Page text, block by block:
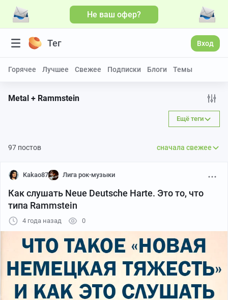
Не ваш офер?
Тег Вход
Горячее Лучшее Свежее Подписки Блоги Темы
Metal + Rammstein
Ещё теги
97 постов сначала свежее
Kakao87 Лига рок-музыки
Как слушать Neue Deutsche Harte. Это то, что
типа Rammstein
4 года назад 0
Больше видео